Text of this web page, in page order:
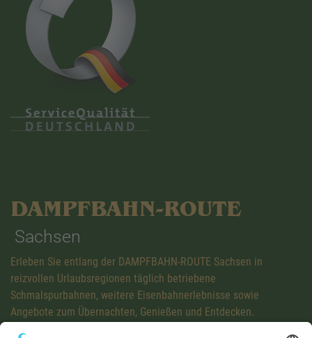
DAMPFBAHN-ROUTE
Sachsen
Erleben Sie entlang der DAMPFBAHN-ROUTE Sachsen in
reizvollen Urlaubsregionen täglich betriebene
Schmalspurbahnen, weitere Eisenbahnerlebnisse sowie
Angebote zum Übernachten, Genießen und Entdecken.